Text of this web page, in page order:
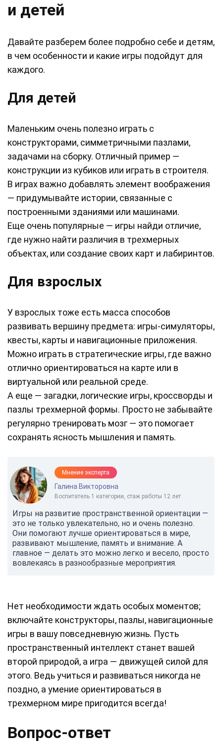
и детей
Давайте разберем более подробно себе и детям,
в чем особенности и какие игры подойдут для
каждого.
Для детей
Маленьким очень полезно играть с
конструкторами, симметричными пазлами,
задачами на сборку. Отличный пример —
конструкции из кубиков или играть в строителя.
В играх важно добавлять элемент воображения
— придумывайте истории, связанные с
построенными зданиями или машинами.
Еще очень популярные — игры найди отличие,
где нужно найти различия в трехмерных
объектах, или создание своих карт и лабиринтов.
Для взрослых
У взрослых тоже есть масса способов
развивать вершину предмета: игры-симуляторы,
квесты, карты и навигационные приложения.
Можно играть в стратегические игры, где важно
отлично ориентироваться на карте или в
виртуальной или реальной среде.
А еще — загадки, логические игры, кроссворды и
пазлы трехмерной формы. Просто не забывайте
регулярно тренировать мозг — это помогает
сохранять ясность мышления и память.
Мнение эксперта
Галина Викторовна
Воспитатель 1 категории, стаж работы 12 лет
Игры на развитие пространственной ориентации —
это не только увлекательно, но и очень полезно.
Они помогают лучше ориентироваться в мире,
развивают мышление, память и внимание. А
главное — делать это можно легко и весело, просто
вовлекаясь в разнообразные мероприятия.
Нет необходимости ждать особых моментов;
включайте конструкторы, пазлы, навигационные
игры в вашу повседневную жизнь. Пусть
пространственный интеллект станет вашей
второй природой, а игра — движущей силой для
этого. Ведь учиться и развиваться никогда не
поздно, а умение ориентироваться в
трехмерном мире пригодится всегда!
Вопрос-ответ